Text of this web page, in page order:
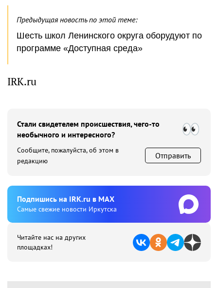
Предыдущая новость по этой теме:
Шесть школ Ленинского округа оборудуют по
программе «Доступная среда»
IRK.ru
Стали свидетелем происшествия, чего-то
необычного и интересного?
Сообщите, пожалуйста, об этом в
редакцию
Отправить
Подпишиcь на IRK.ru в MAX
Cамые свежие новости Иркутска
Читайте нас на других
площадках!